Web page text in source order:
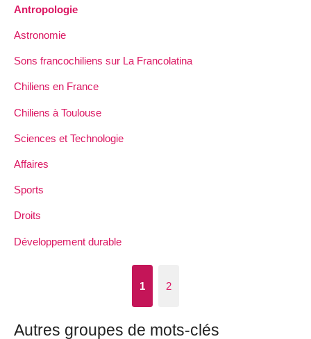
Antropologie
Astronomie
Sons francochiliens sur La Francolatina
Chiliens en France
Chiliens à Toulouse
Sciences et Technologie
Affaires
Sports
Droits
Développement durable
1 2
Autres groupes de mots-clés